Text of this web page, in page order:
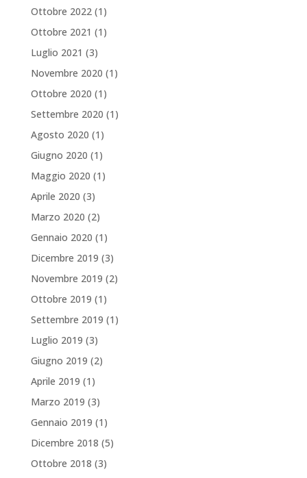
Ottobre 2022(1)
Ottobre 2021 (1)
Luglio 2021 (3)
Novembre 2020 (1)
Ottobre 2020 (1)
Settembre 2020 (1)
Agosto 2020 (1)
Giugno 2020 (1)
Maggio 2020 (1)
Aprile 2020 (3)
Marzo 2020 (2)
Gennaio 2020 (1)
Dicembre 2019 (3)
Novembre 2019 (2)
Ottobre 2019 (1)
Settembre 2019 (1)
Luglio 2019 (3)
Giugno 2019 (2)
Aprile 2019 (1)
Marzo 2019 (3)
Gennaio 2019 (1)
Dicembre 2018 (5)
Ottobre 2018 (3)